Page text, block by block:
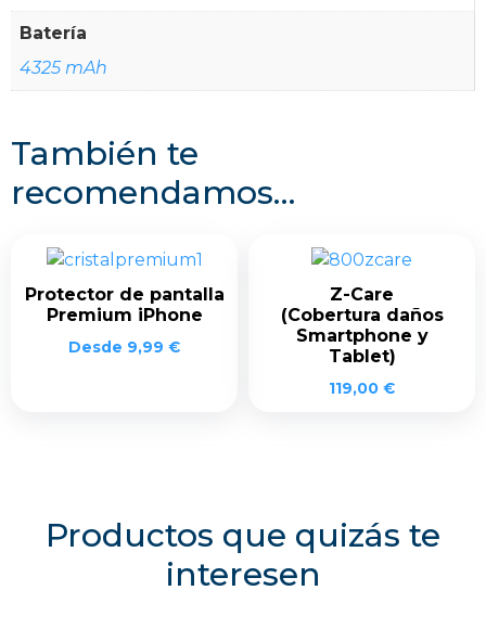
Batería
4325 mAh
También te
recomendamos…
Protector de pantalla
Premium iPhone
Desde 9,99 €
Z-Care
(Cobertura daños
Smartphone y
Tablet)
119,00 €
Productos que quizás te
interesen